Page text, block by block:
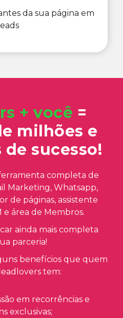
da sua página em
leads
+ você =
milhões e
sucesso!
completa de
Marketing, Whatsapp,
de páginas, assistente
e área de Membros.
ainda mais completa
parceria!
benefícios que quem
tem:
em recorrências e
exclusivas;